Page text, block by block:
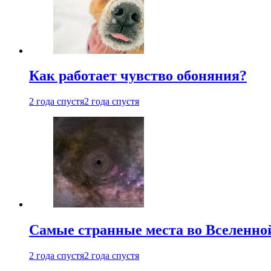
Как работает чувство обоняния?
2 года спустя2 года спустя
Самые странные места во
2 года спустя2 года спустя